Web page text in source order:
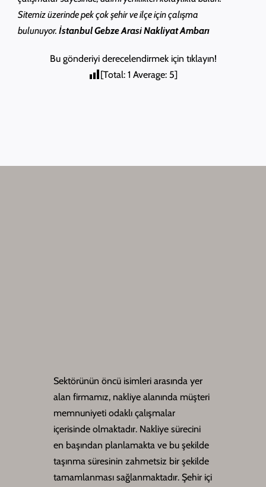
Sitemiz üzerinde pek çok şehir ve ilçe için çalışma
bulunuyor. İstanbul Gebze Arasi Nakliyat Ambarı
Bu gönderiyi derecelendirmek için tıklayın!
[Total: 1 Average: 5]
Sektörünün öncü isimleri arasında yer
alan firmamız, nakliye alanında müşteri
memnuniyeti odaklı çalışmalar
içerisinde olmaktadır. Nakliye sürecini
en başından planlamakta ve bu şekilde
taşınma süresinin zahmetsiz bir şekilde
tamamlanması sağlanmaktadır. Şehir içi